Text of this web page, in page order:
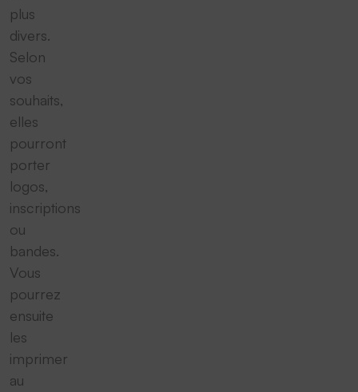
plus
divers.
Selon
vos
souhaits,
elles
pourront
porter
logos,
inscriptions
ou
bandes.
Vous
pourrez
ensuite
les
imprimer
au